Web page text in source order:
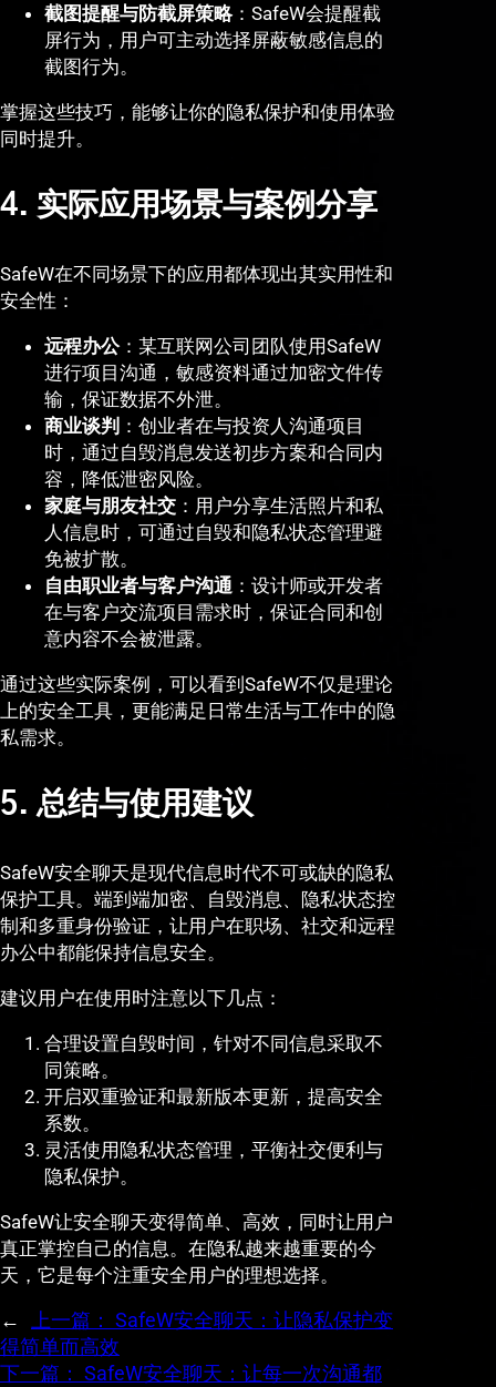
截图提醒与防截屏策略：SafeW会提醒截
屏行为，用户可主动选择屏蔽敏感信息的
截图行为。
掌握这些技巧，能够让你的隐私保护和使用体验
同时提升。
4. 实际应用场景与案例分享
SafeW在不同场景下的应用都体现出其实用性和
安全性：
远程办公：某互联网公司团队使用SafeW
进行项目沟通，敏感资料通过加密文件传
输，保证数据不外泄。
商业谈判 ：创业者在与投资人沟通项目
时，通过自毁消息发送初步方案和合同内
容，降低泄密风险。
家庭与朋友社交 ：用户分享生活照片和私
人信息时，可通过自毁和隐私状态管理避
免被扩散。
自由职业者与客户沟通 ：设计师或开发者
在与客户交流项目需求时，保证合同和创
意内容不会被泄露。
通过这些实际案例，可以看到SafeW不仅是理论
上的安全工具，更能满足日常生活与工作中的隐
私需求。
5. 总结与使用建议
SafeW安全聊天是现代信息时代不可或缺的隐私
保护工具。端到端加密、自毁消息、隐私状态控
制和多重身份验证，让用户在职场、社交和远程
办公中都能保持信息安全。
建议用户在使用时注意以下几点：
合理设置自毁时间，针对不同信息采取不
同策略。
开启双重验证和最新版本更新，提高安全
系数。
灵活使用隐私状态管理，平衡社交便利与
隐私保护。
SafeW让安全聊天变得简单、高效，同时让用户
真正掌控自己的信息。在隐私越来越重要的今
天，它是每个注重安全用户的理想选择。
← 上一篇： SafeW安全聊天：让隐私保护变
得简单而高效
下一篇： SafeW安全聊天：让每一次沟通都